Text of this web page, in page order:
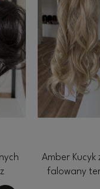
Amber Kucyk
falowany